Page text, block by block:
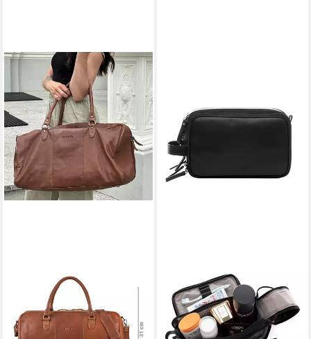
Weekender "Jarvis" exklusive
Leder Reisetasche für Damen
und Herren
SID & VAIN
Kulturbeutel echt Leder
Kulturtasche groß schwarz
LOUIS, Waschbeutel